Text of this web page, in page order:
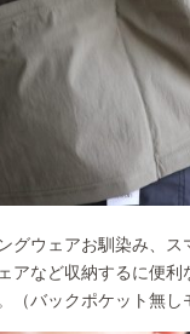
グウェアお馴染み、ス
アなど収納するに便利
（バックポケット無し